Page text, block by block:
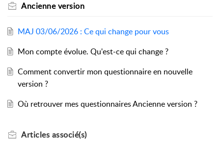
Ancienne version
MAJ 03/06/2026 : Ce qui change pour vous
Mon compte évolue. Qu'est-ce qui change ?
Comment convertir mon questionnaire en nouvelle
version ?
Où retrouver mes questionnaires Ancienne version ?
Articles associé(s)